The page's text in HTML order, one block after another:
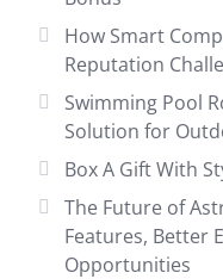
How Smart
Reputation
Swimming Pool
Solution for
Box A Gift With
The Future of
Features, Better
Opportunities